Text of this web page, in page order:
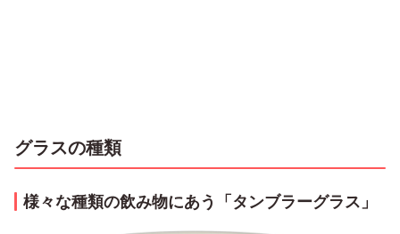
グラスの種類
様々な種類の飲み物にあう「タンブラーグラス」